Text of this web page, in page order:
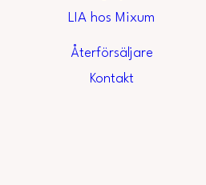
LIA hos Mixum
Återförsäljare
Kontakt